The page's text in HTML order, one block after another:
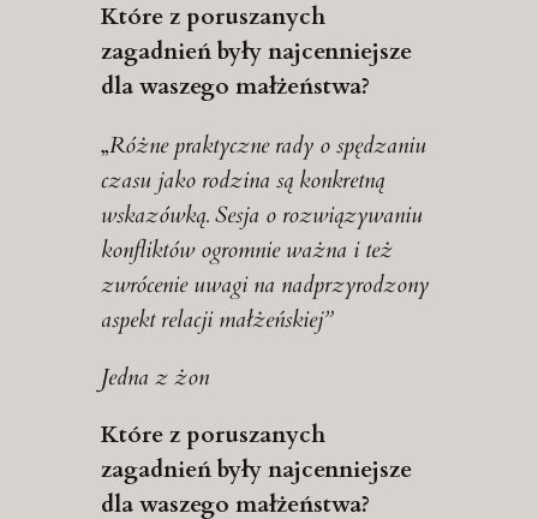
Które z poruszanych
zagadnień były najcenniejsze
dla waszego małżeństwa?
„Różne praktyczne rady o spędzaniu
czasu jako rodzina są konkretną
wskazówką. Sesja o rozwiązywaniu
konfliktów ogromnie ważna i też
zwrócenie uwagi na nadprzyrodzony
aspekt relacji małżeńskiej”
Jedna z żon
Które z poruszanych
zagadnień były najcenniejsze
dla waszego małżeństwa?